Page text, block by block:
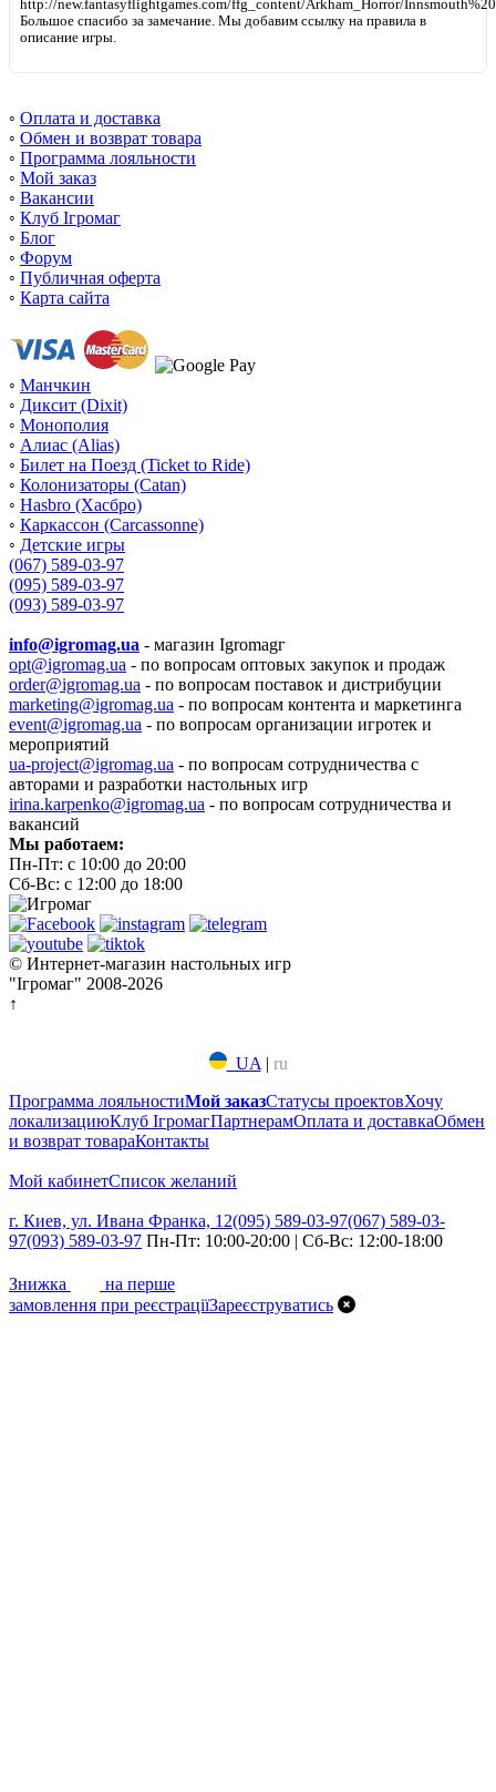
http://new.fantasyflightgames.com/ffg_content/Arkham_Horror/
Большое спасибо за замечание. Мы добавим ссылку на правила в
описание игры.
◦ Оплата и доставка
◦ Обмен и возврат товара
◦ Программа лояльности
◦ Мой заказ
◦ Вакансии
◦ Клуб Ігромаг
◦ Блог
◦ Форум
◦ Публичная оферта
◦ Карта сайта
◦ Манчкин
◦ Диксит (Dixit)
◦ Монополия
◦ Алиас (Alias)
◦ Билет на Поезд (Ticket to Ride)
◦ Колонизаторы (Catan)
◦ Hasbro (Хасбро)
◦ Каркассон (Carcassonne)
◦ Детские игры
(067) 589-03-97
(095) 589-03-97
(093) 589-03-97
info@igromag.ua - магазин Igromagг
opt@igromag.ua - по вопросам оптовых закупок и продаж
order@igromag.ua - по вопросам поставок и дистрибуции
marketing@igromag.ua - по вопросам контента и маркетинга
event@igromag.ua - по вопросам организации игротек и
мероприятий
ua-project@igromag.ua - по вопросам сотрудничества с
авторами и разработки настольных игр
irina.karpenko@igromag.ua - по вопросам сотрудничества и
вакансий
Мы работаем:
Пн-Пт: с 10:00 до 20:00
Сб-Вс: с 12:00 до 18:00
© Интернет-магазин настольных игр
"Ігромаг" 2008-2026
↑
UA | ru
Программа лояльностиМой заказСтатусы проектовХочу
локализациюКлуб ІгромагПартнерамОплата и доставкаОбмен
и возврат товараКонтакты
Мой кабинетСписок желаний
г. Киев, ул. Ивана Франка, 12(095) 589-03-97(067) 589-03-
97(093) 589-03-97 Пн-Пт: 10:00-20:00 | Сб-Вс: 12:00-18:00
Знижка
на перше
замовлення при реєстраціїЗареєструватись